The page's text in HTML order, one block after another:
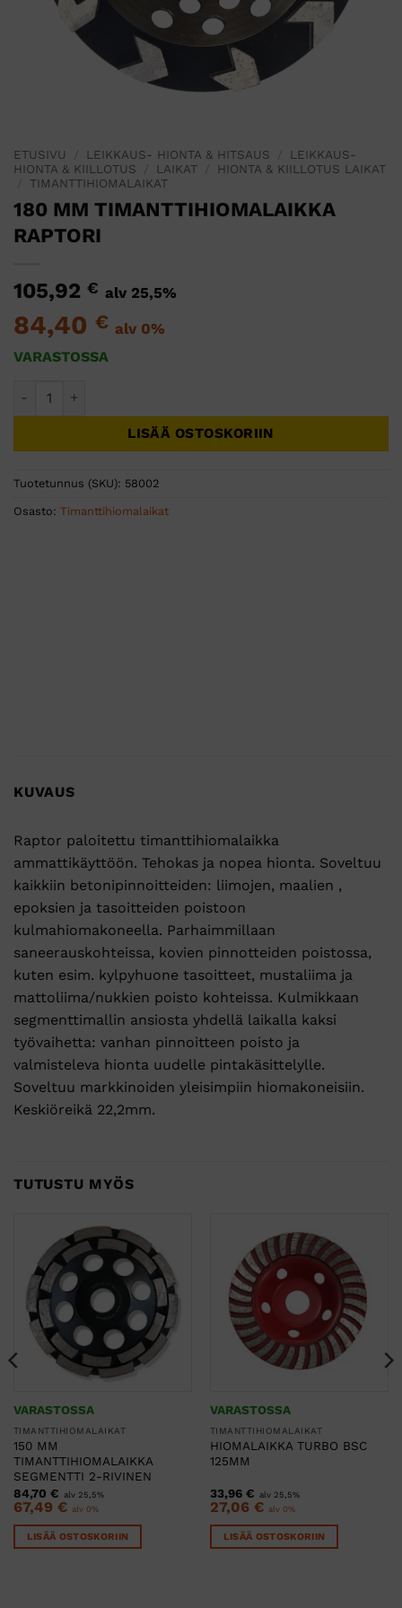
ETUSIVU LEIKKAUS- HIONTA & HITSAUS
LEIKKAUS-
HIONTA & KIILLOTUS
LAIKAT
HIONTA & KIILLOTUS LAIKAT
TIMANTTIHIOMALAIKAT
180 MM TIMANTTIHIOMALAIKKA
RAPTORI
105,92 € alv 25,5%
84,40 € alv 0%
VARASTOSSA
LISÄÄ OSTOSKORIIN
Tuotetunnus (SKU): 58002
Osasto: Timanttihiomalaikat
KUVAUS
Raptor paloitettu timanttihiomalaikka
ammattikäyttöön. Tehokas ja nopea hionta. Soveltuu
kaikkiin betonipinnoitteiden: liimojen, maalien ,
epoksien ja tasoitteiden poistoon
kulmahiomakoneella. Parhaimmillaan
saneerauskohteissa, kovien pinnotteiden poistossa,
kuten esim. kylpyhuone tasoitteet, mustaliima ja
mattoliima/nukkien poisto kohteissa. Kulmikkaan
segmenttimallin ansiosta yhdellä laikalla kaksi
työvaihetta: vanhan pinnoitteen poisto ja
valmisteleva hionta uudelle pintakäsittelylle.
Soveltuu markkinoiden yleisimpiin hiomakoneisiin.
Keskiöreikä 22,2mm.
TUTUSTU MYÖS
VARASTOSSA
TIMANTTIHIOMALAIKAT
150 MM
TIMANTTIHIOMALAIKKA
SEGMENTTI 2-RIVINEN
84,70 € alv 25,5%
67,49 € alv 0%
LISÄÄ OSTOSKORIIN
VARASTOSSA
TIMANTTIHIOMALAIKAT
HIOMALAIKKA TURBO BSC
125MM
33,96 € alv 25,5%
27,06 € alv 0%
LISÄÄ OSTOSKORIIN